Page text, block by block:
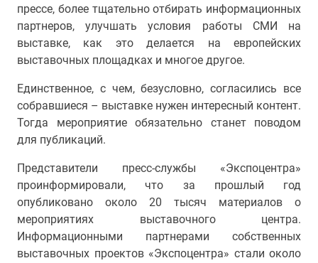
прессе, более тщательно отбирать информационных
партнеров, улучшать условия работы СМИ на
выставке, как это делается на европейских
выставочных площадках и многое другое.
Единственное, с чем, безусловно, согласились все
собравшиеся – выставке нужен интересный контент.
Тогда мероприятие обязательно станет поводом
для публикаций.
Представители пресс-службы «Экспоцентра»
проинформировали, что за прошлый год
опубликовано около 20 тысяч материалов о
мероприятиях выставочного центра.
Информационными партнерами собственных
выставочных проектов «Экспоцентра» стали около